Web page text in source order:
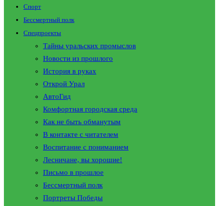
Спорт
Бессмертный полк
Спецпроекты
Тайны уральских промыслов
Новости из прошлого
История в руках
Открой Урал
АвтоГид
Комфортная городская среда
Как не быть обманутым
В контакте с читателем
Воспитание с пониманием
Лесничане, вы хорошие!
Письмо в прошлое
Бессмертный полк
Портреты Победы